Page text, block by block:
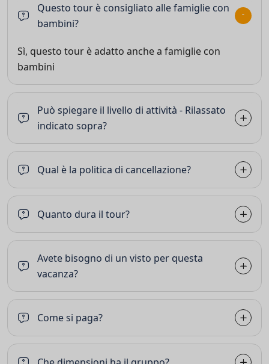
Questo tour è consigliato alle famiglie con
bambini?
Sì, questo tour è adatto anche a famiglie con
bambini
Può spiegare il livello di attività - Rilassato
indicato sopra?
Qual è la politica di cancellazione?
Quanto dura il tour?
Avete bisogno di un visto per questa
vacanza?
Come si paga?